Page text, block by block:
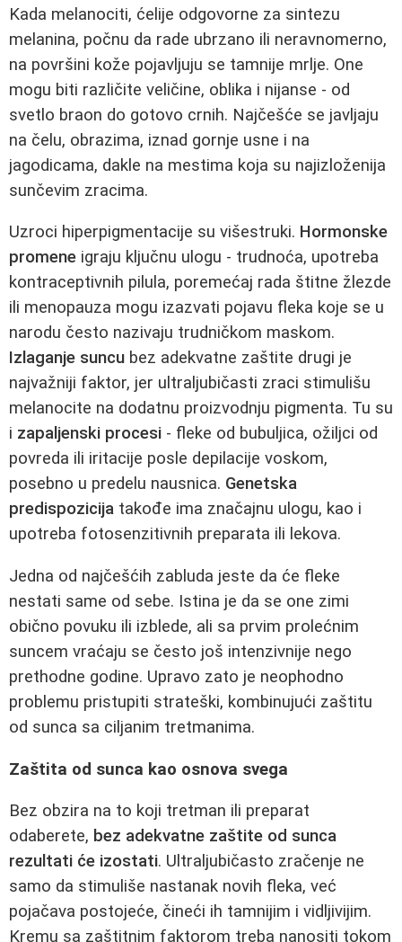
Kada melanociti, ćelije odgovorne za sintezu
melanina, počnu da rade ubrzano ili neravnomerno,
na površini kože pojavljuju se tamnije mrlje. One
mogu biti različite veličine, oblika i nijanse - od
svetlo braon do gotovo crnih. Najčešće se javljaju
na čelu, obrazima, iznad gornje usne i na
jagodicama, dakle na mestima koja su najizloženija
sunčevim zracima.
Uzroci hiperpigmentacije su višestruki. Hormonske
promene igraju ključnu ulogu - trudnoća, upotreba
kontraceptivnih pilula, poremećaj rada štitne žlezde
ili menopauza mogu izazvati pojavu fleka koje se u
narodu često nazivaju trudničkom maskom.
Izlaganje suncu bez adekvatne zaštite drugi je
najvažniji faktor, jer ultraljubičasti zraci stimulišu
melanocite na dodatnu proizvodnju pigmenta. Tu su
i zapaljenski procesi - fleke od bubuljica, ožiljci od
povreda ili iritacije posle depilacije voskom,
posebno u predelu nausnica. Genetska
predispozicija takođe ima značajnu ulogu, kao i
upotreba fotosenzitivnih preparata ili lekova.
Jedna od najčešćih zabluda jeste da će fleke
nestati same od sebe. Istina je da se one zimi
obično povuku ili izblede, ali sa prvim prolećnim
suncem vraćaju se često još intenzivnije nego
prethodne godine. Upravo zato je neophodno
problemu pristupiti strateški, kombinujući zaštitu
od sunca sa ciljanim tretmanima.
Zaštita od sunca kao osnova svega
Bez obzira na to koji tretman ili preparat
odaberete, bez adekvatne zaštite od sunca
rezultati će izostati. Ultraljubičasto zračenje ne
samo da stimuliše nastanak novih fleka, već
pojačava postojeće, čineći ih tamnijim i vidljivijim.
Kremu sa zaštitnim faktorom treba nanositi tokom